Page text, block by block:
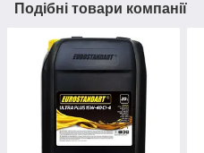
Подібні товари компанії